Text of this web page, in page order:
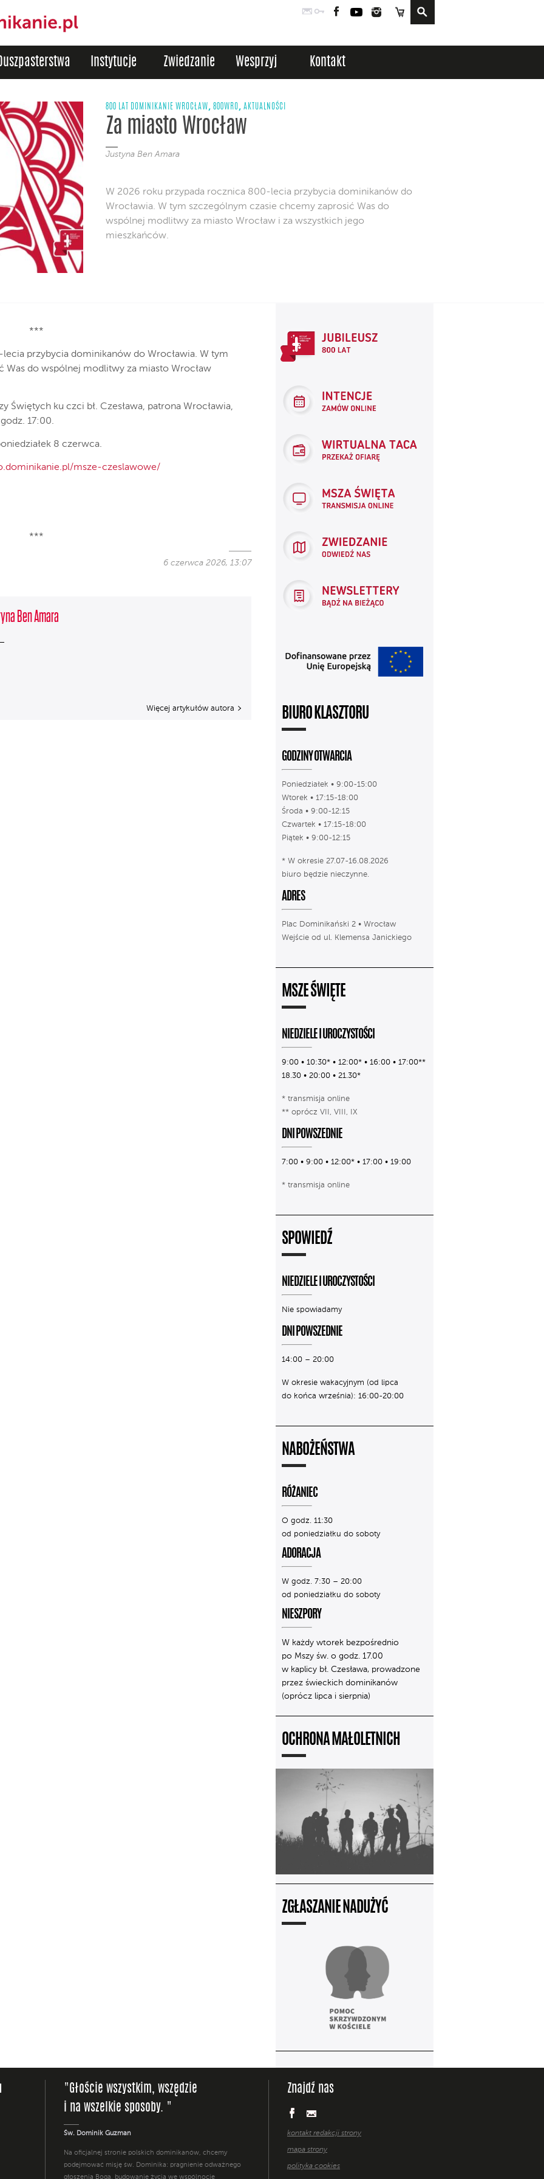
PocztaLogowanie
FacebookYouTubeInstagram
Sklep
Instytucje Zwiedzanie Wesprzyj Kontakt
800 LAT DOMINIKANIE WROCŁAW, 800WRO, AKTUALNOŚCI
Za miasto Wrocław
Justyna Ben Amara
W 2026 roku przypada rocznica 800-lecia przybycia dominikanów do
Wrocławia. W tym szczególnym czasie chcemy zaprosić Was do
wspólnej modlitwy za miasto Wrocław i za wszystkich jego
mieszkańców.
***
przybycia dominikanów do Wrocławia. W tym
Was do wspólnej modlitwy za miasto Wrocław
Świętych ku czci bł. Czesława, patrona Wrocławia,
17:00.
8 czerwca.
msze-czeslawowe/
***
6 czerwca 2026, 13:07
Ben Amara
Więcej artykułów autora BIURO KLASZTORU
GODZINY OTWARCIA
Poniedziałek • 9:00-15:00
Wtorek • 17:15-18:00
Środa • 9:00-12:15
Czwartek • 17:15-18:00
Piątek • 9:00-12:15
* W okresie 27.07-16.08.2026
biuro będzie nieczynne.
ADRES
Plac Dominikański 2 • Wrocław
Wejście od ul. Klemensa Janickiego
MSZE ŚWIĘTE
NIEDZIELE I UROCZYSTOŚCI
9:00 • 10:30* • 12:00* • 16:00 • 17:00**
18.30 • 20:00 • 21.30*
* transmisja online
** oprócz VII, VIII, IX
DNI POWSZEDNIE
7:00 • 9:00 • 12:00* • 17:00 • 19:00
* transmisja online
SPOWIEDŹ
NIEDZIELE I UROCZYSTOŚCI
Nie spowiadamy
DNI POWSZEDNIE
14:00 – 20:00
W okresie wakacyjnym (od lipca
do końca września): 16:00-20:00
NABOŻEŃSTWA
RÓŻANIEC
O godz. 11:30
od poniedziałku do soboty
ADORACJA
W godz. 7:30 – 20:00
od poniedziałku do soboty
NIESZPORY
W każdy wtorek bezpośrednio
po Mszy św. o godz. 17.00
w kaplicy bł. Czesława, prowadzone
przez świeckich dominikanów
(oprócz lipca i sierpnia)
OCHRONA MAŁOLETNICH
ZGŁASZANIE NADUŻYĆ
"Głoście wszystkim, wszędzie
i na wszelkie sposoby. "
Św. Dominik Guzman
Na oficjalnej stronie polskich dominikanów, chcemy
podejmować misję św. Dominika: pragnienie odważnego
głoszenia Boga, budowanie życia we wspólnocie
Znajdź nas
kontakt redakcji strony
mapa strony
polityka cookies